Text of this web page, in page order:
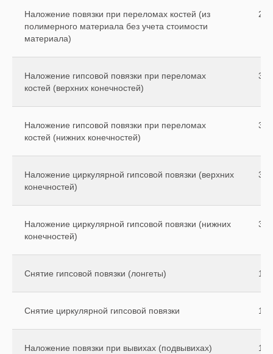
Наложение повязки при переломах костей (из
полимерного материала без учета стоимости
материала)
Наложение гипсовой повязки при переломах
костей (верхних конечностей)
Наложение гипсовой повязки при переломах
костей (нижних конечностей)
Наложение циркулярной гипсовой повязки (верхних
конечностей)
Наложение циркулярной гипсовой повязки (нижних
конечностей)
Снятие гипсовой повязки (лонгеты)
Снятие циркулярной гипсовой повязки
Наложение повязки при вывихах (подвывихах)